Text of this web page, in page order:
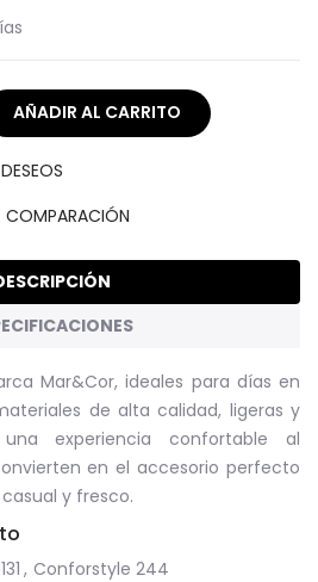
COMPARACIÓN
Mar&Cor, ideales para días en
de alta calidad, ligeras y
experiencia confortable al
en el accesorio perfecto
y fresco.
131 , Conforstyle 244